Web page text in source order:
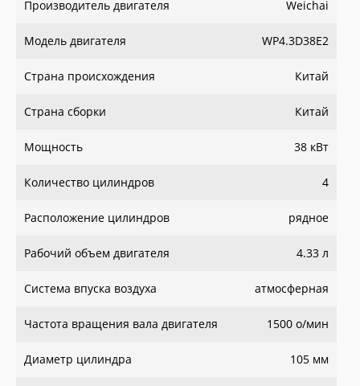
Производитель двигателя Weichai
Модель двигателя WP4.3D38E2
Страна происхождения Китай
Страна сборки Китай
Мощность 38 кВт
Количество цилиндров 4
Расположение цилиндров рядное
Рабочий объем двигателя 4.33 л
Система впуска воздуха атмосферная
Частота вращения вала двигателя 1500 о/мин
Диаметр цилиндра 105 мм